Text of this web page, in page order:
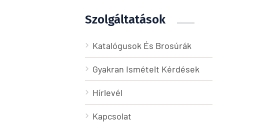
Szolgáltatások
Katalógusok És Brosúrák
Gyakran Ismételt Kérdések
Hírlevél
Kapcsolat